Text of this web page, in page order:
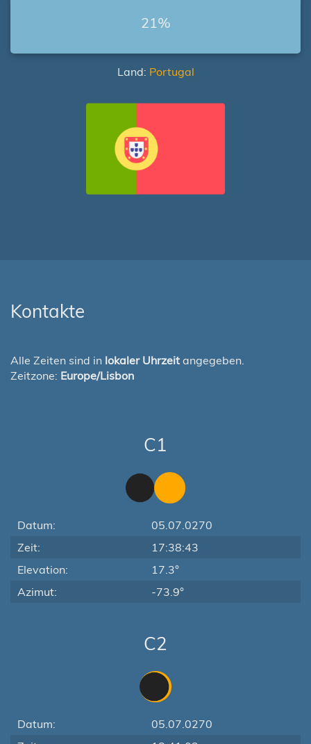
21%
Land: Portugal
Kontakte
Alle Zeiten sind in lokaler Uhrzeit angegeben.
Zeitzone: Europe/Lisbon
C1
Datum:
05.07.0270
Zeit:
17:38:43
Elevation:
17.3°
Azimut:
-73.9°
C2
Datum:
05.07.0270